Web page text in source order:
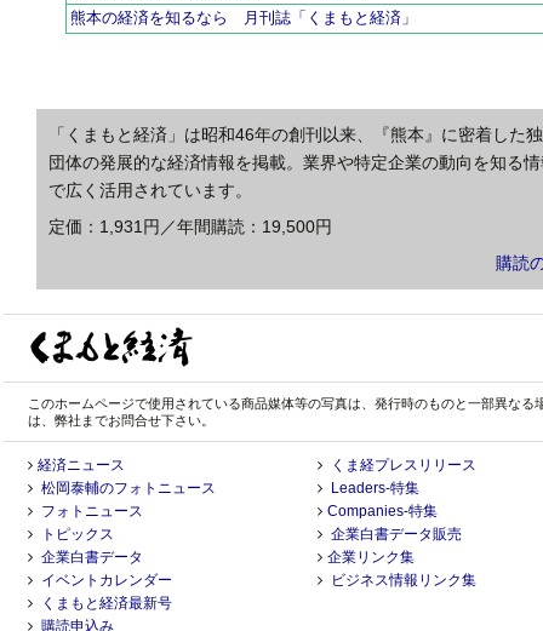
熊本の経済を知るなら 月刊誌「くまもと経済」
「くまもと経済」は昭和46年の創刊以来、『熊本』に密着し
団体の発展的な経済情報を掲載。業界や特定企業の動向を知る
で広く活用されています。
定価：1,931円／年間購読：19,500円
購読
このホームページで使用されている商品媒体等の写真は、発行時のものと一部異な
は、弊社までお問合せ下さい。
経済ニュース
松岡泰輔のフォトニュース
フォトニュース
トピックス
企業白書データ
イベントカレンダー
くまもと経済最新号
購読申込み
くま経プレスリリース
Leaders-特集
Companies-特集
企業白書データ販売
企業リンク集
ビジネス情報リンク集